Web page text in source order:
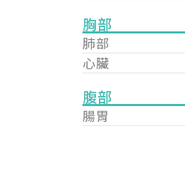
胸部
肺部
心臟
腹部
腸胃